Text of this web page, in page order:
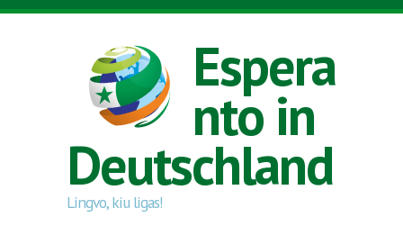
Direkt zum Inhalt
Espera
nto in
Deutschland
Lingvo, kiu ligas!